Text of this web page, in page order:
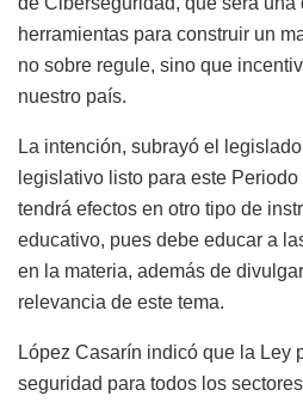
herramientas para construir un
no sobre regule, sino que
nuestro país.
La intención, subrayó el
legislativo listo para este
tendrá efectos en otro tipo de
educativo, pues debe educar a
en la materia, además de
relevancia de este tema.
López Casarín indicó que la Ley
seguridad para todos los